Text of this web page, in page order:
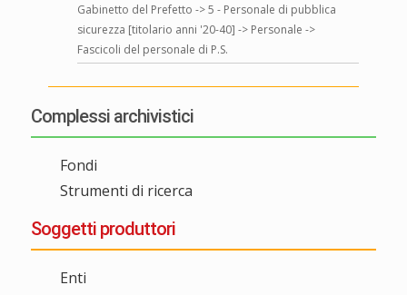
Gabinetto del Prefetto -> 5 - Personale di pubblica
sicurezza [titolario anni '20-40] -> Personale ->
Fascicoli del personale di P.S.
Complessi archivistici
Fondi
Strumenti di ricerca
Soggetti produttori
Enti